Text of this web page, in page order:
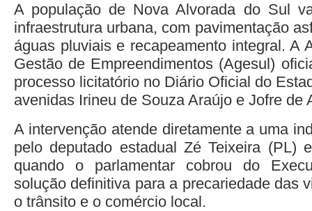
A população de Nova Alvorada do Sul
infraestrutura urbana, com pavimentação
águas pluviais e recapeamento integral. A
Gestão de Empreendimentos (Agesul)
processo licitatório no Diário Oficial do
avenidas Irineu de Souza Araújo e Jofre de
A intervenção atende diretamente a uma
pelo deputado estadual Zé Teixeira (PL)
quando o parlamentar cobrou do
solução definitiva para a precariedade das
o trânsito e o comércio local.